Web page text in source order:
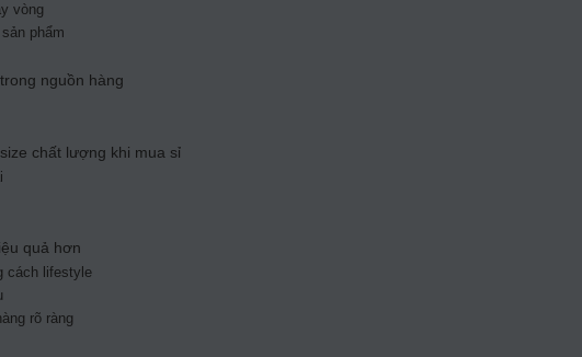
vòng
phẩm
nguồn hàng
chất lượng khi mua sỉ
quả hơn
cách lifestyle
rõ ràng